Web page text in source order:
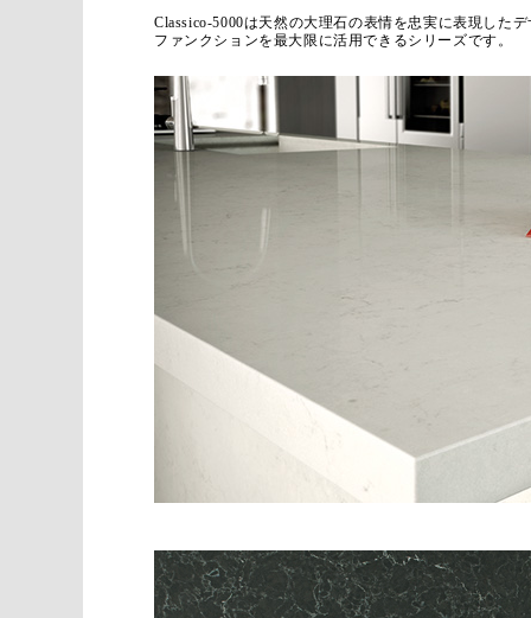
Classico-5000は天然の大理石の表情を忠実に表現した
ファンクションを最大限に活用できるシリーズです。